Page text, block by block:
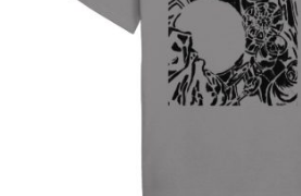
gewählt
werden